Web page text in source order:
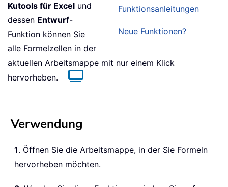
Funktionsanleitungen
Neue Funktionen?
Kutools für Excel und
dessen Entwurf-
Funktion können Sie
alle Formelzellen in der
aktuellen Arbeitsmappe mit nur einem Klick
hervorheben.
Verwendung
1. Öffnen Sie die Arbeitsmappe, in der Sie Formeln
hervorheben möchten.